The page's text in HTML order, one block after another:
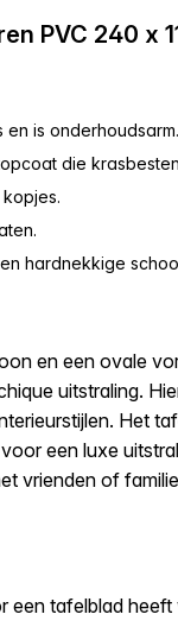
PVC 240 x
is onderhoudsarm.
die
hardnekkige
en een ovale
uitstraling.
Het
een luxe
vrienden of
een tafelblad